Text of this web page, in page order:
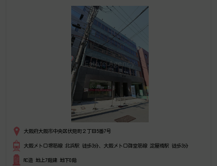
大阪府大阪市中央区伏見町２丁目5番7号
大阪メトロ堺筋線 北浜駅 徒歩3分、大阪メトロ御堂筋線 淀屋橋駅 徒歩3分
RC造 地上7階建 地下0階